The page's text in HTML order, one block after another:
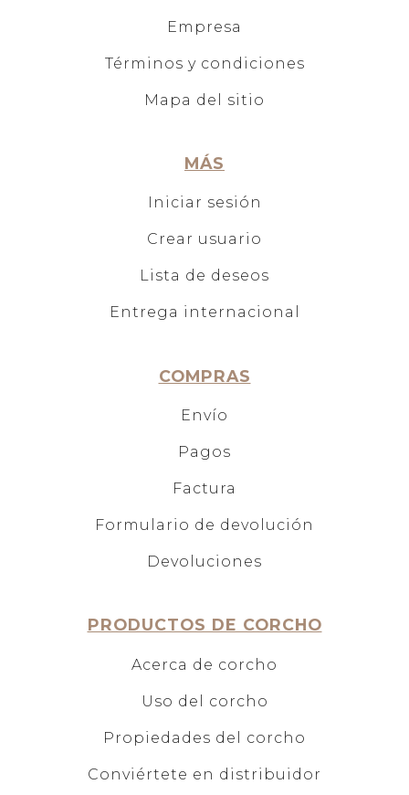
Empresa
Términos y condiciones
Mapa del sitio
MÁS
Iniciar sesión
Crear usuario
Lista de deseos
Entrega internacional
COMPRAS
Envío
Pagos
Factura
Formulario de devolución
Devoluciones
PRODUCTOS DE CORCHO
Acerca de corcho
Uso del corcho
Propiedades del corcho
Conviértete en distribuidor